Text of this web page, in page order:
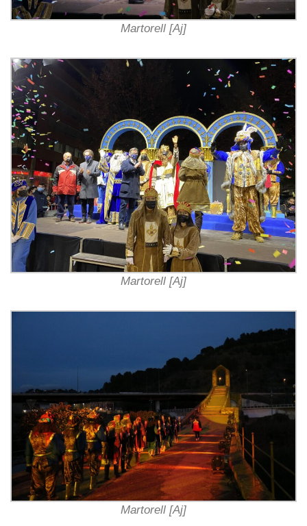
Martorell [Aj]
Martorell [Aj]
Martorell [Aj]